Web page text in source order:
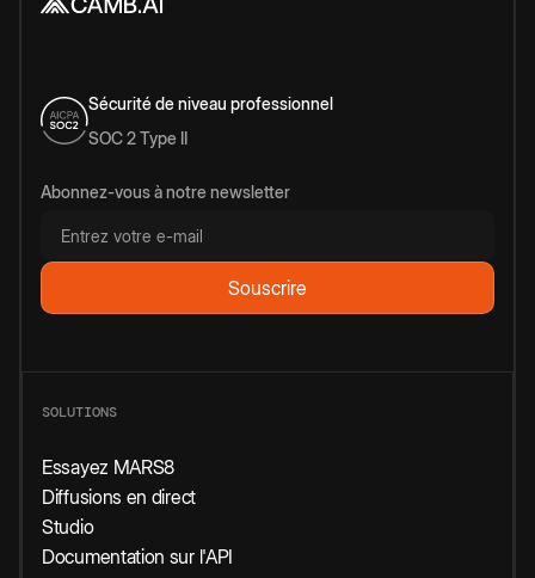
Sécurité de niveau professionnel
SOC 2 Type II
Abonnez-vous à notre newsletter
SOLUTIONS
Essayez MARS8
Diffusions en direct
Studio
Documentation sur l'API